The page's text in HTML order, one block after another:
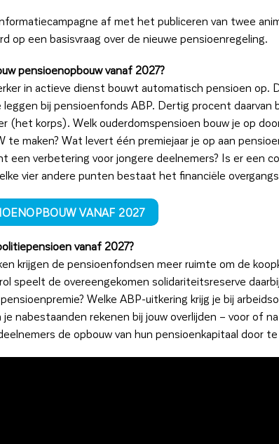
af met het publiceren van twee
op een basisvraag over de nieuwe pensioenregeling.
pensioenopbouw vanaf 2027?
in actieve dienst bouwt automatisch pensioen op.
bij pensioenfonds ABP. Dertig procent daarvan
(het korps). Welk ouderdomspensioen bouw je op
te maken? Wat levert één premiejaar je op aan
een verbetering voor jongere deelnemers? Is er een
vier andere punten bestaat het financiële
VANAF 2027
vanaf 2027?
krijgen de pensioenfondsen meer ruimte om de
speelt de overeengekomen solidariteitsreserve
Welke ABP-uitkering krijg je bij
nabestaanden rekenen bij jouw overlijden – voor of
de opbouw van hun pensioenkapitaal door